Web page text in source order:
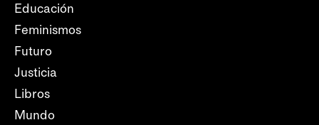
Educación
Feminismos
Futuro
Justicia
Libros
Mundo